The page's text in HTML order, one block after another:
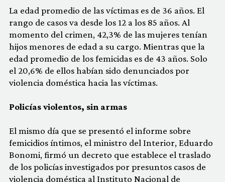
La edad promedio de las víctimas es de 36 años. El
rango de casos va desde los 12 a los 85 años. Al
momento del crimen, 42,3% de las mujeres tenían
hijos menores de edad a su cargo. Mientras que la
edad promedio de los femicidas es de 43 años. Solo
el 20,6% de ellos habían sido denunciados por
violencia doméstica hacia las víctimas.
Policías violentos, sin armas
El mismo día que se presentó el informe sobre
femicidios íntimos, el ministro del Interior, Eduardo
Bonomi, firmó un decreto que establece el traslado
de los policías investigados por presuntos casos de
violencia doméstica al Instituto Nacional de